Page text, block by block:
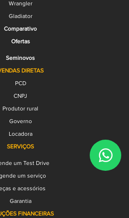
Wrangler
Gladiator
Comparativo
Ofertas
Seminovos
DIRETAS
PCD
CNPJ
Produtor rural
Governo
Locadora
SERVIÇOS
um Test Drive
um serviço
e acessórios
Garantia
FINANCEIRAS